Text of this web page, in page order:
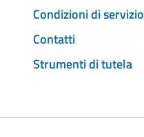
Condizioni di servizio
Contatti
Strumenti di tutela